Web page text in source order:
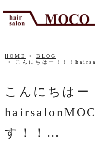
HOME
BLOG
こんにちはー！！！
こんにちはー
す！！…